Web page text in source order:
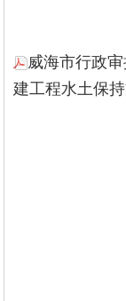
威海市行政
建工程水土保